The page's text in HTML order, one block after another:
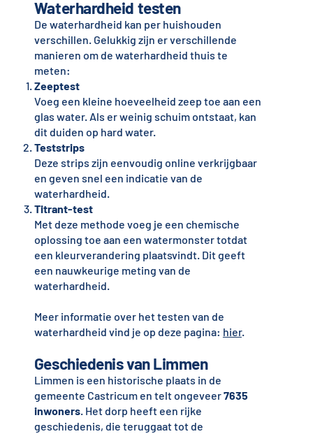
Waterhardheid testen
De waterhardheid kan per huishouden
verschillen. Gelukkig zijn er verschillende
manieren om de waterhardheid thuis te
meten:
Zeeptest
Voeg een kleine hoeveelheid zeep toe aan een
glas water. Als er weinig schuim ontstaat, kan
dit duiden op hard water.
Teststrips
Deze strips zijn eenvoudig online verkrijgbaar
en geven snel een indicatie van de
waterhardheid.
Titrant-test
Met deze methode voeg je een chemische
oplossing toe aan een watermonster totdat
een kleurverandering plaatsvindt. Dit geeft
een nauwkeurige meting van de
waterhardheid.
Meer informatie over het testen van de
waterhardheid vind je op deze pagina: hier.
Geschiedenis van Limmen
Limmen is een historische plaats in de
gemeente Castricum en telt ongeveer7635
inwoners. Het dorp heeft een rijke
geschiedenis, die teruggaat tot de